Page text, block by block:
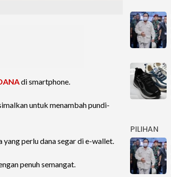
di smartphone.
untuk menambah pundi-
perlu dana segar di e-wallet.
penuh semangat.
PILIHAN